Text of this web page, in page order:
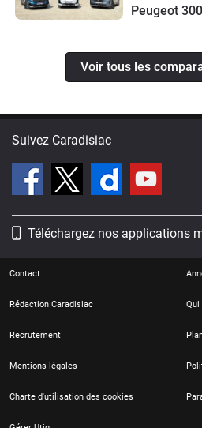
Peugeot
Voir tous les
Suivez Caradisiac
Téléchargez nos applications
Contact
Rédaction Caradisiac Qui
Recrutement
Mentions légales
Charte d'utilisation des cookies